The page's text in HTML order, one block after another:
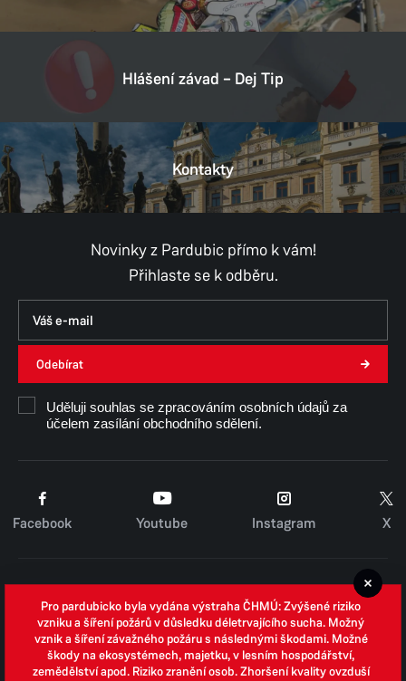
Hlášení závad – Dej Tip
Kontakty
Novinky z Pardubic přímo k vám!
Přihlaste se k odběru.
Odebírat
Uděluji souhlas se zpracováním osobních údajů za
účelem zasílání obchodního sdělení.
Facebook Youtube Instagram X
Zpracování osobních údajů
Whistleblowing
Pro pardubicko byla vydána výstraha ČHMÚ: Zvýšené riziko
vzniku a šíření požárů v důsledku déletrvajícího sucha. Možný
vznik a šíření závažného požáru s následnými škodami. Možné
škody na ekosystémech, majetku, v lesním hospodářství,
zemědělství apod. Riziko zranění osob. Zhoršení kvality ovzduší